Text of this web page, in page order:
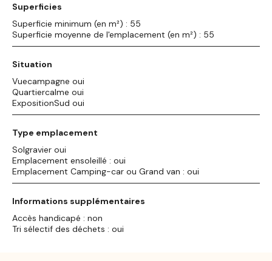
Superficies
Superficie minimum (en m²) : 55
Superficie moyenne de l'emplacement (en m²) : 55
Situation
Vuecampagne oui
Quartiercalme oui
ExpositionSud oui
Type emplacement
Solgravier oui
Emplacement ensoleillé : oui
Emplacement Camping-car ou Grand van : oui
Informations supplémentaires
Accès handicapé : non
Tri sélectif des déchets : oui